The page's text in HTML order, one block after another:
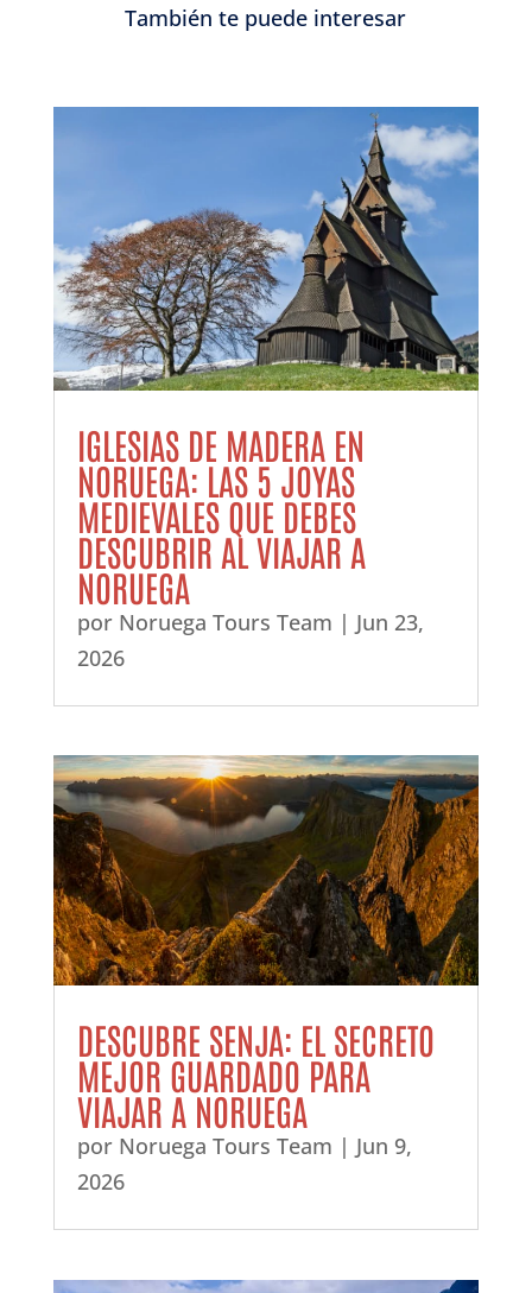
También te puede interesar
IGLESIAS DE MADERA EN
NORUEGA: LAS 5 JOYAS
MEDIEVALES QUE DEBES
DESCUBRIR AL VIAJAR A
NORUEGA
por Noruega Tours Team | Jun 23,
2026
DESCUBRE SENJA: EL SECRETO
MEJOR GUARDADO PARA
VIAJAR A NORUEGA
por Noruega Tours Team | Jun 9,
2026